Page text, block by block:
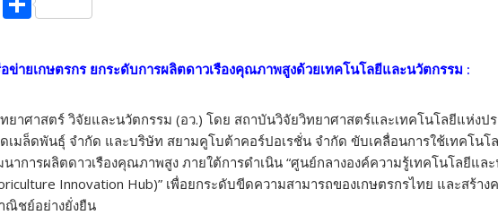
ar
ข่ายเกษตรกร ยกระดับการผลิตดาวเรืองคุณภาพสูงด้วยเทคโนโลยีและนวัตกรรม :
ยาศาสตร์ วิจัยและนวัตกรรม (อว.) โดย สถาบันวิจัยวิทยาศาสตร์และเทคโนโลยีแห่งป
เมล็ดพันธุ์ จำกัด และบริษัท สยามคูโบต้าคอร์ปอเรชั่น จำกัด ขับเคลื่อนการใช้เทคโนโ
การผลิตดาวเรืองคุณภาพสูง ภายใต้การดำเนิน “ศูนย์กลางองค์ความรู้เทคโนโลยีแล
Innovation Hub)” เพื่อยกระดับขีดความสามารถของเกษตรกรไทย และสร้าง
ณิชย์อย่างยั่งยืน